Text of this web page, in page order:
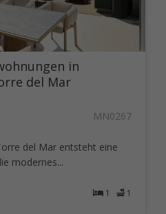
in
del Mar
MN0267
del Mar entsteht eine
modernes...
1 1